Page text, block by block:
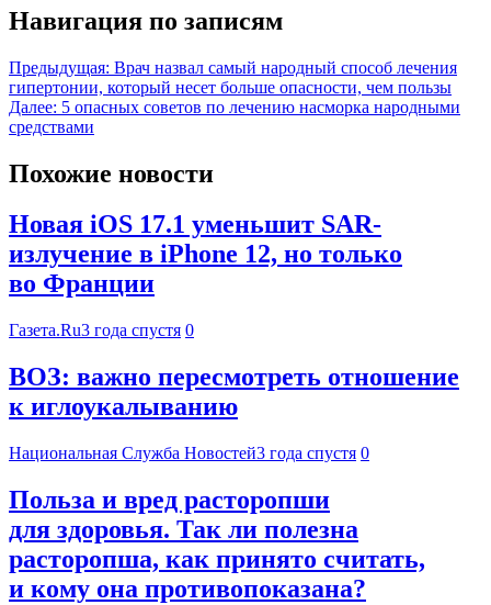
Навигация по записям
Предыдущая: Врач назвал самый народный способ лечения
гипертонии, который несет больше опасности, чем пользы
Далее: 5 опасных советов по лечению насморка народными
средствами
Похожие новости
Новая iOS 17.1 уменьшит SAR-
излучение в iPhone 12, но только
во Франции
Газета.Ru3 года спустя 0
ВОЗ: важно пересмотреть отношение
к иглоукалыванию
Национальная Служба Новостей3 года спустя 0
Польза и вред расторопши
для здоровья. Так ли полезна
расторопша, как принято считать,
и кому она противопоказана?